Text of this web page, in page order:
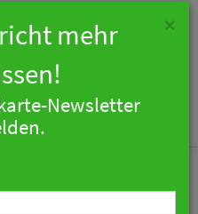
×
mehr
Newsletter